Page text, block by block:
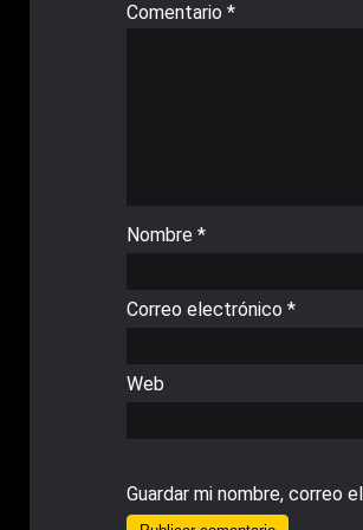
Comentario *
Nombre *
Correo electrónico *
Web
Guardar mi nombre, correo